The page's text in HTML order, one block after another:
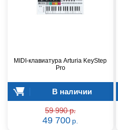
MIDI-клавиатура Arturia KeyStep
Pro
В наличии
59 990 р.
49 700 р.